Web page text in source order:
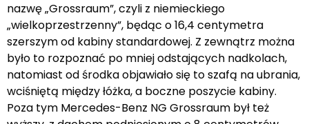
nazwę „Grossraum”, czyli z niemieckiego
„wielkoprzestrzenny”, będąc o 16,4 centymetra
szerszym od kabiny standardowej. Z zewnątrz można
było to rozpoznać po mniej odstających nadkolach,
natomiast od środka objawiało się to szafą na ubrania,
wciśniętą między łóżka, a boczne poszycie kabiny.
Poza tym Mercedes-Benz NG Grossraum był też